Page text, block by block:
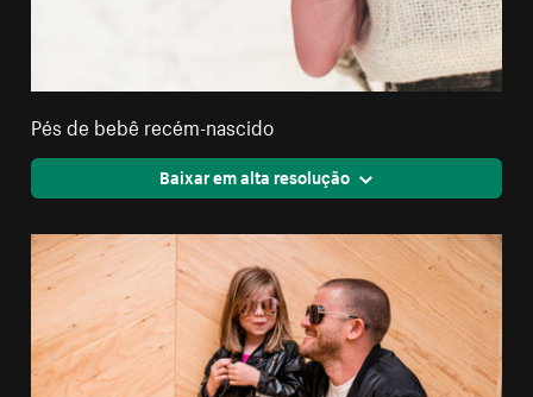
Pés de bebê recém-nascido
Baixar em alta resolução